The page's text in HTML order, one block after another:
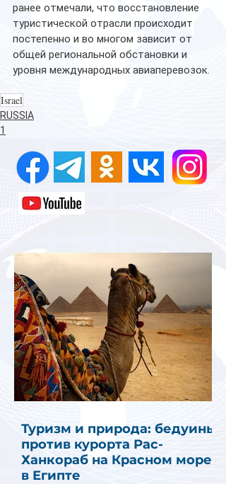
ранее отмечали, что восстановление
туристической отрасли происходит
постепенно и во многом зависит от
общей региональной обстановки и
уровня международных авиаперевозок.
Israel
RUSSIA
1
Туризм и природа: бедуины
против курорта Рас-
Ханкораб на Красном море
в Египте